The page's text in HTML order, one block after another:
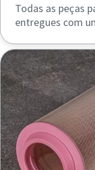
Todas as peças
entregues com